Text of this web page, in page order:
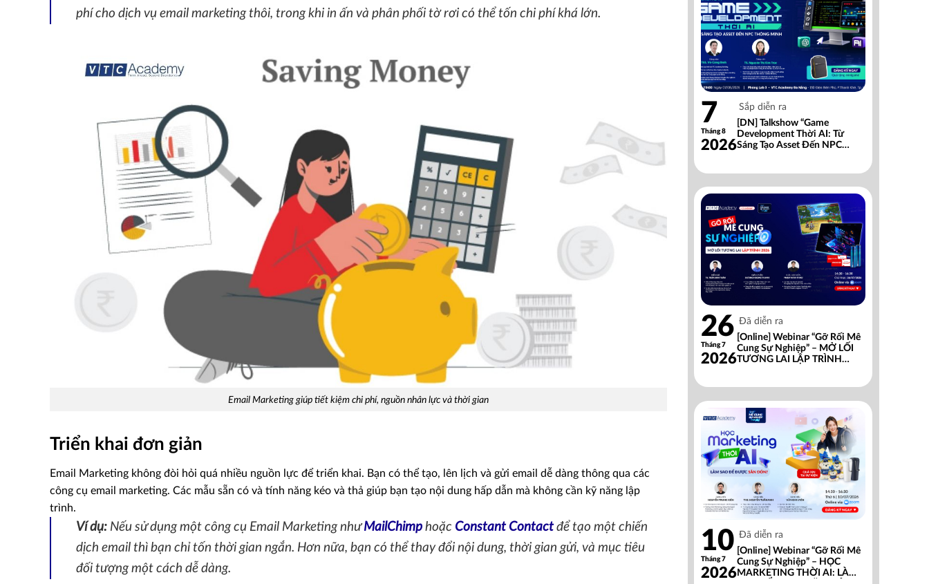
phí cho dịch vụ email marketing thôi, trong khi in ấn và phân phối tờ rơi có thể tốn chi phí khá lớn.
Email Marketing giúp tiết kiệm chi phí, nguồn nhân lực và thời gian
Triển khai đơn giản
Email Marketing không đòi hỏi quá nhiều nguồn lực để triển khai. Bạn có thể tạo, lên lịch và gửi email dễ dàng thông qua các
công cụ email marketing. Các mẫu sẵn có và tính năng kéo và thả giúp bạn tạo nội dung hấp dẫn mà không cần kỹ năng lập
trình.
Ví dụ: Nếu sử dụng một công cụ Email Marketing nhưMailChimp hoặc Constant Contactđể tạo một chiến
dịch email thì bạn chỉ tốn thời gian ngắn. Hơn nữa, bạn có thể thay đổi nội dung, thời gian gửi, và mục tiêu
đối tượng một cách dễ dàng.
7
Tháng 8
2026
Sắp diễn ra
[DN] Talkshow “Game
Development Thời AI: Từ
Sáng Tạo Asset Đến NPC
26
Tháng 7
2026
Đã diễn ra
[Online] Webinar “Gỡ Rối Mê
Cung Sự Nghiệp” – MỞ LỐI
TƯƠNG LAI LẬP TRÌNH
10
Tháng 7
2026
Đã diễn ra
[Online] Webinar “Gỡ Rối Mê
Cung Sự Nghiệp” – HỌC
MARKETING THỜI AI: LÀM